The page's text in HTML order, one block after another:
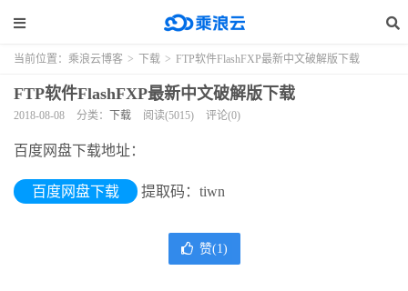
当前位置： 乘浪云博客 > 下载 > FTP软件FlashFXP最新中文破解版下载
FTP软件FlashFXP最新中文破解版下载
2018-08-08 分类： 下载 阅读(5015) 评论(0)
百度网盘下载地址：
百度网盘下载 提取码：tiwn
赞(1)